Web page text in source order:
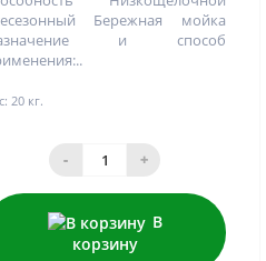
Бережная мойка
и способ
20 кг.
- +
В
корзину